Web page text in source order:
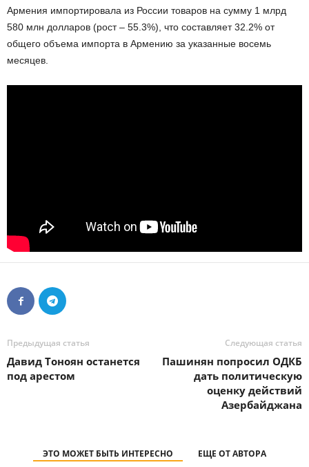
Армения импортировала из России товаров на сумму 1 млрд
580 млн долларов (рост – 55.3%), что составляет 32.2% от
общего объема импорта в Армению за указанные восемь
месяцев.
Предыдущая статья
Давид Тоноян останется
под арестом
Следующая статья
Пашинян попросил ОДКБ
дать политическую
оценку действий
Азербайджана
ЭТО МОЖЕТ БЫТЬ ИНТЕРЕСНО ЕЩЕ ОТ АВТОРА